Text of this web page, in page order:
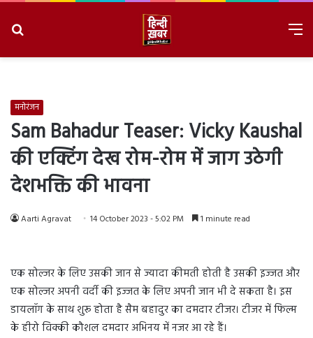
मनोरंजन
Sam Bahadur Teaser: Vicky Kaushal
की एक्टिंग देख रोम-रोम में जाग उठेगी
देशभक्ति की भावना
Aarti Agravat 14 October 2023 - 5:02 PM 1 minute read
एक सोल्जर के लिए उसकी जान से ज्यादा कीमती होती है उसकी इज्जत और
एक सोल्जर अपनी वर्दी की इज्जत के लिए अपनी जान भी दे सकता है। इस
डायलॉग के साथ शुरू होता है सैम बहादुर का दमदार टीजर। टीजर में फिल्म
के हीरो विक्की कौशल दमदार अभिनय में नजर आ रहे हैं।